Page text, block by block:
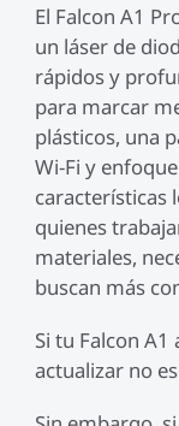
El Falcon A1
un láser de
rápidos y
para marcar
plásticos, una
Wi-Fi y
características
quienes
materiales,
buscan más
Si tu Falcon
actualizar no